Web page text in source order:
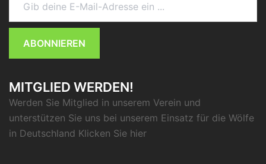
ABONNIEREN
MITGLIED WERDEN!
Werden Sie Mitglied in unserem Verein und
unterstützen Sie uns bei unserem Einsatz für die Wölfe
in Deutschland Klicken Sie hier